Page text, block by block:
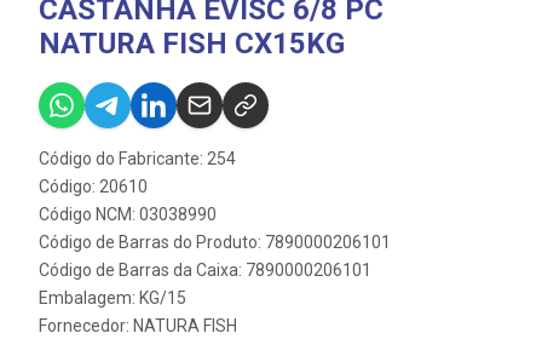
CASTANHA EVISC 6/8 PC
NATURA FISH CX15KG
Código do Fabricante: 254
Código: 20610
Código NCM: 03038990
Código de Barras do Produto: 7890000206101
Código de Barras da Caixa: 7890000206101
Embalagem: KG/15
Fornecedor: NATURA FISH